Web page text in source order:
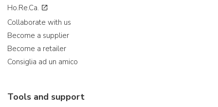
Ho.Re.Ca.
Collaborate with us
Become a supplier
Become a retailer
Consiglia ad un amico
Tools and support